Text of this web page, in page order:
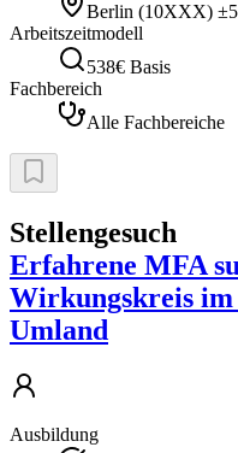
Berlin (10XXX)
Arbeitszeitmodell
538€ Basis
Fachbereich
Alle Fachbereiche
Stellengesuch
Erfahrene MFA
Wirkungskreis
Umland
Ausbildung